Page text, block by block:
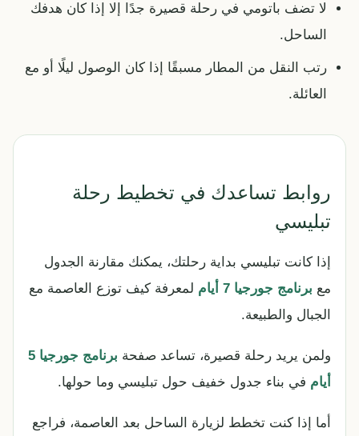
لا تضف باتومي في رحلة قصيرة جدًا إلا إذا كان هدفك
الساحل.
رتب النقل من المطار مسبقًا إذا كان الوصول ليلًا أو مع
العائلة.
روابط تساعدك في تخطيط رحلة
تبليسي
إذا كانت تبليسي بداية رحلتك، يمكنك مقارنة الجدول
مع برنامج جورجيا 7 أيام
لمعرفة كيف توزع العاصمة مع
الجبال والطبيعة.
ولمن يريد رحلة قصيرة، تساعد صفحة
برنامج جورجيا 5
أيام في بناء جدول خفيف حول تبليسي وما حولها.
أما إذا كنت تخطط لزيارة الساحل بعد العاصمة، فراجع